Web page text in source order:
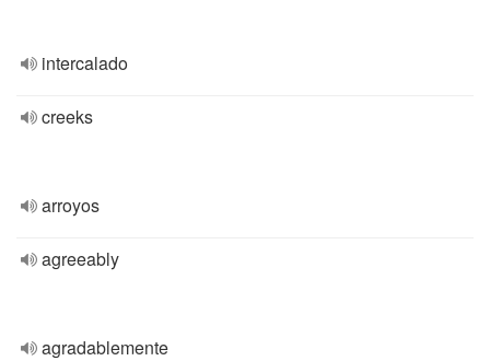
intercalado
creeks
arroyos
agreeably
agradablemente